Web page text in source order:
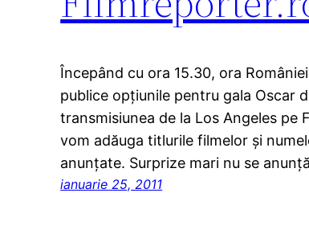
Începând cu ora 15.30, ora
publice opţiunile pentru gala Oscar
transmisiunea de la Los Angeles
vom adăuga titlurile filmelor şi
anunţate. Surprize mari nu se
ianuarie 25, 2011